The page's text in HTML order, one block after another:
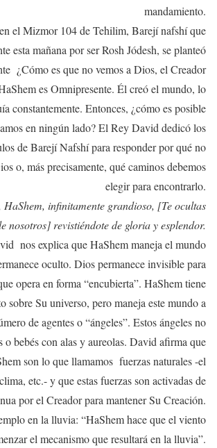
mandamiento.
el Mizmor 104 de Tehilim, Barejí nafshí que
esta mañana por ser Rosh Jódesh, se planteó
¿Cómo es que no vemos a Dios, el Creador
es Omnipresente. Él creó el mundo, lo
constantemente. Entonces, ¿cómo es posible
en ningún lado? El Rey David dedicó los
de Barejí Nafshí para responder por qué no
o, más precisamente, qué caminos debemos
elegir para encontrarlo.
HaShem, infinitamente grandioso, [Te ocultas
nosotros] revistiéndote de gloria y esplendor.
nos explica que HaShem maneja el mundo
oculto. Dios permanece invisible para
opera en forma “encubierta”. HaShem tiene
sobre Su universo, pero maneja este mundo a
de agentes o “ángeles”. Estos ángeles no
o bebés con alas y aureolas. David afirma que
son lo que llamamos fuerzas naturales -el
etc.- y que estas fuerzas son activadas de
por el Creador para mantener Su Creación.
en la lluvia: “HaShem hace que el viento
el mecanismo que resultará en la lluvia”.